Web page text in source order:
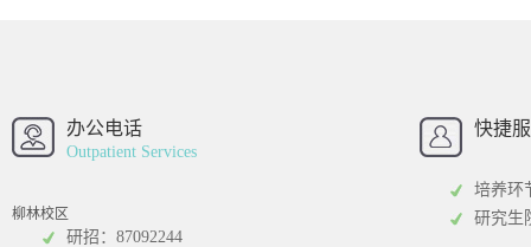
招办
办公电话
Outpatient Services
柳林校区
研招：87092244
快捷
培养环
研究生